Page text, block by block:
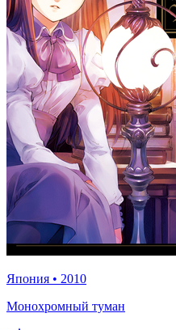
Япония • 2010
Монохромный туман